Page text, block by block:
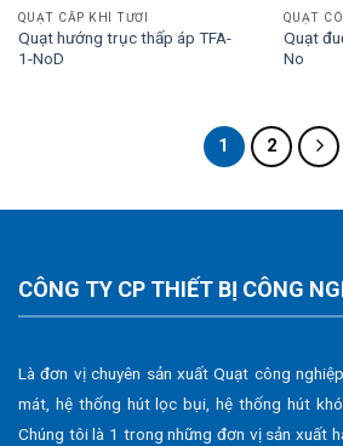
QUẠT CẤP KHÍ TƯƠI
Quạt hướng trục thấp áp TFA-
1-NoD
Quạt
No
1 2
CÔNG TY CP THIẾT BỊ CÔNG
Là đơn vị chuyên sản xuất Quạt công
mát, hệ thống hút lọc bụi, hệ thống hút
Chúng tôi là 1 trong những đơn vị sản xuất